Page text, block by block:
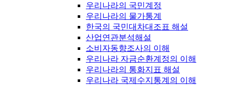
우리나라의 국민계정
우리나라의 물가통계
한국의 국민대차대조표 해설
산업연관분석해설
소비자동향조사의 이해
우리나라 자금순환계정의 이해
우리나라의 통화지표 해설
우리나라 국제수지통계의 이해